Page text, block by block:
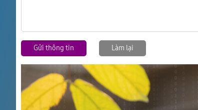
Gửi thông tin Làm lại